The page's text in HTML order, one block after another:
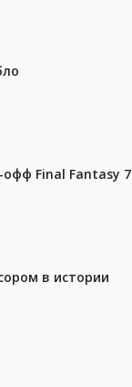
Final Fantasy 7
в истории